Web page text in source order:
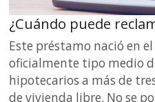
¿Cuándo puede
Este préstamo nació en
oficialmente tipo medio
hipotecarios a más de
de vivienda libre. No se